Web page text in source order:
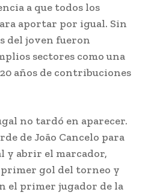
a que todos los
aportar por igual. Sin
del joven fueron
sectores como una
años de contribuciones
no tardó en aparecer.
de João Cancelo para
y abrir el marcador,
primer gol del torneo y
el primer jugador de la